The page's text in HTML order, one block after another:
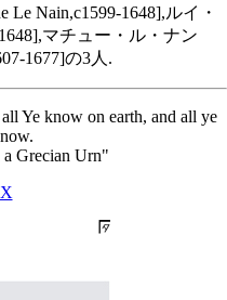
Nain,c1599-1648],ルイ・
マチュー・ル・ナン
1677]の3人.
Ye know on earth, and all ye
a Grecian Urn"